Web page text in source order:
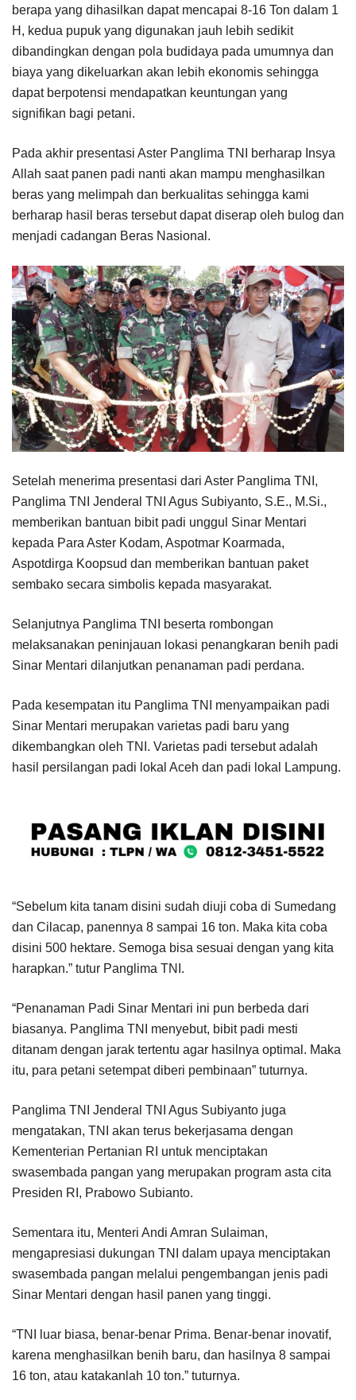
berapa yang dihasilkan dapat mencapai 8-16 Ton dalam 1
H, kedua pupuk yang digunakan jauh lebih sedikit
dibandingkan dengan pola budidaya pada umumnya dan
biaya yang dikeluarkan akan lebih ekonomis sehingga
dapat berpotensi mendapatkan keuntungan yang
signifikan bagi petani.
Pada akhir presentasi Aster Panglima TNI berharap Insya
Allah saat panen padi nanti akan mampu menghasilkan
beras yang melimpah dan berkualitas sehingga kami
berharap hasil beras tersebut dapat diserap oleh bulog dan
menjadi cadangan Beras Nasional.
Setelah menerima presentasi dari Aster Panglima TNI,
Panglima TNI Jenderal TNI Agus Subiyanto, S.E., M.Si.,
memberikan bantuan bibit padi unggul Sinar Mentari
kepada Para Aster Kodam, Aspotmar Koarmada,
Aspotdirga Koopsud dan memberikan bantuan paket
sembako secara simbolis kepada masyarakat.
Selanjutnya Panglima TNI beserta rombongan
melaksanakan peninjauan lokasi penangkaran benih padi
Sinar Mentari dilanjutkan penanaman padi perdana.
Pada kesempatan itu Panglima TNI menyampaikan padi
Sinar Mentari merupakan varietas padi baru yang
dikembangkan oleh TNI. Varietas padi tersebut adalah
hasil persilangan padi lokal Aceh dan padi lokal Lampung.
“Sebelum kita tanam disini sudah diuji coba di Sumedang
dan Cilacap, panennya 8 sampai 16 ton. Maka kita coba
disini 500 hektare. Semoga bisa sesuai dengan yang kita
harapkan.” tutur Panglima TNI.
“Penanaman Padi Sinar Mentari ini pun berbeda dari
biasanya. Panglima TNI menyebut, bibit padi mesti
ditanam dengan jarak tertentu agar hasilnya optimal. Maka
itu, para petani setempat diberi pembinaan” tuturnya.
Panglima TNI Jenderal TNI Agus Subiyanto juga
mengatakan, TNI akan terus bekerjasama dengan
Kementerian Pertanian RI untuk menciptakan
swasembada pangan yang merupakan program asta cita
Presiden RI, Prabowo Subianto.
Sementara itu, Menteri Andi Amran Sulaiman,
mengapresiasi dukungan TNI dalam upaya menciptakan
swasembada pangan melalui pengembangan jenis padi
Sinar Mentari dengan hasil panen yang tinggi.
“TNI luar biasa, benar-benar Prima. Benar-benar inovatif,
karena menghasilkan benih baru, dan hasilnya 8 sampai
16 ton, atau katakanlah 10 ton.” tuturnya.